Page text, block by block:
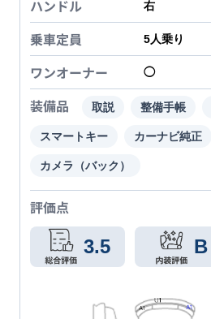
ハンドル 右
乗車定員 5人乗り
ワンオーナー ◯
装備品 取説 整備手帳
スマートキー カーナビ純正
カメラ（バック）
評価点
3.5 B